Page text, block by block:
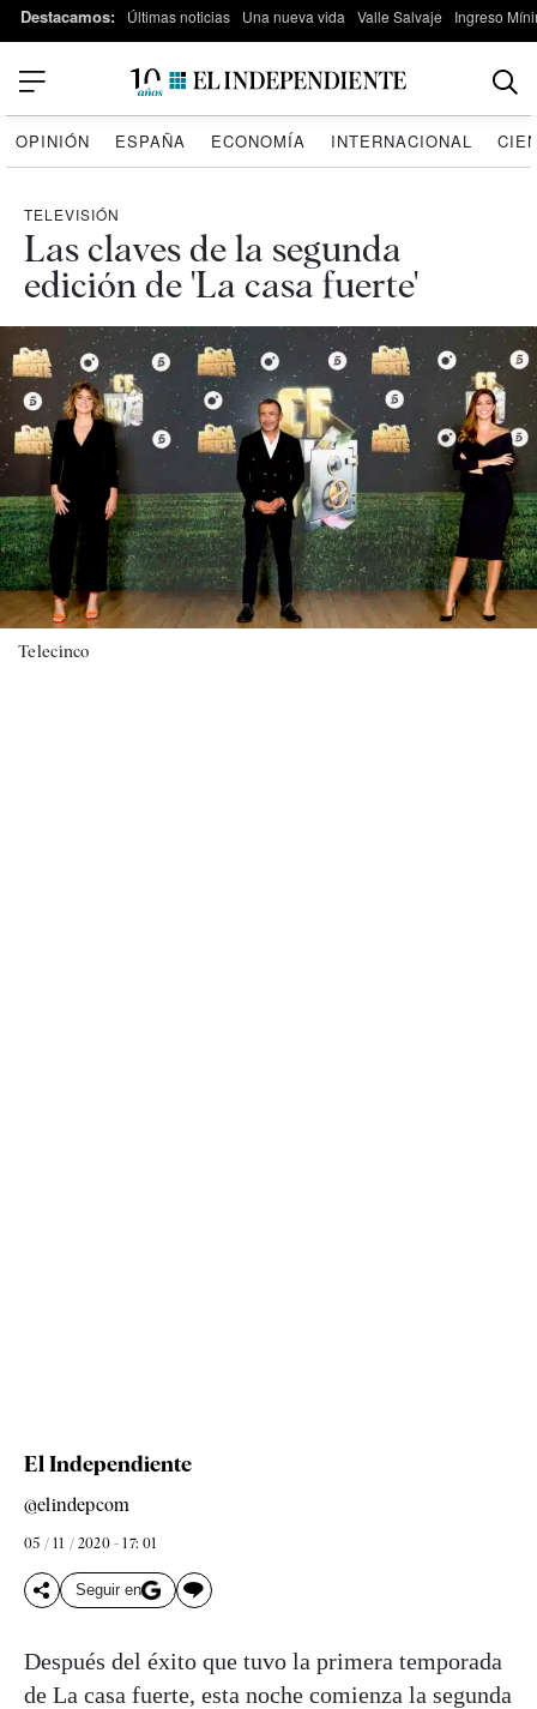
Destacamos: Últimas noticias Una nueva vida Valle Salvaje Ingreso
OPINIÓN ESPAÑA ECONOMÍA INTERNACIONAL
TELEVISIÓN
Las claves de la segunda
edición de 'La casa fuerte'
Telecinco
El Independiente
@elindepcom
05 / 11 / 2020 - 17: 01
Seguir en
Después del éxito que tuvo la primera temporada
de La casa fuerte, esta noche comienza la segunda